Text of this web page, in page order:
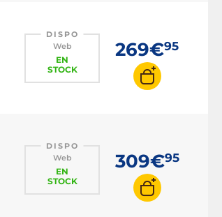
DISPO
Web
EN
STOCK
269€95
DISPO
Web
EN
STOCK
309€95